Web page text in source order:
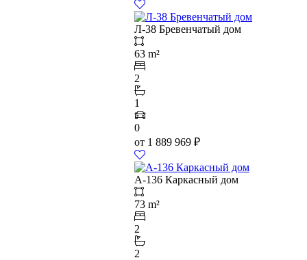
Л-38 Бревенчатый дом
63 m²
2
1
0
от 1 889 969 ₽
А-136 Каркасный дом
73 m²
2
2